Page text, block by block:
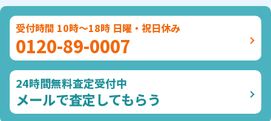
受付時間 10時～18時 日曜・祝日休み
0120-89-0007
24時間無料査定受付中
メールで査定してもらう